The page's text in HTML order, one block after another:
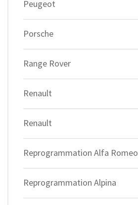
Peugeot
Porsche
Range Rover
Renault
Renault
Reprogrammation Alfa Romeo
Reprogrammation Alpina